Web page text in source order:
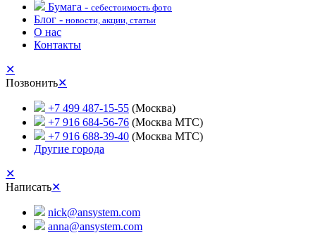
Бумага - себестоимость фото
Блог - новости, акции, статьи
О нас
Контакты
✕
Позвонить✕
+7 499 487-15-55 (Москва)
+7 916 684-56-76 (Москва МТС)
+7 916 688-39-40 (Москва МТС)
Другие города
✕
Написать✕
nick@ansystem.com
anna@ansystem.com